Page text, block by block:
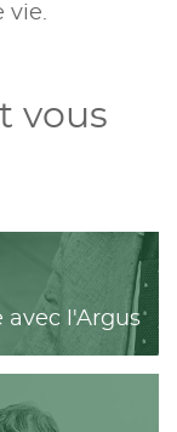
vie.
vous
l'Argus